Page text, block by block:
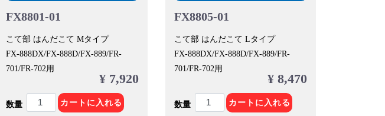
FX8801-01
こて部 はんだこて Mタイプ
FX-888DX/FX-888D/FX-889/FR-
701/FR-702用
¥ 7,920
数量 カートに入れる
FX8805-01
こて部 はんだこて Lタイプ
FX-888DX/FX-888D/FX-889/FR-
701/FR-702用
¥ 8,470
数量 カートに入れる